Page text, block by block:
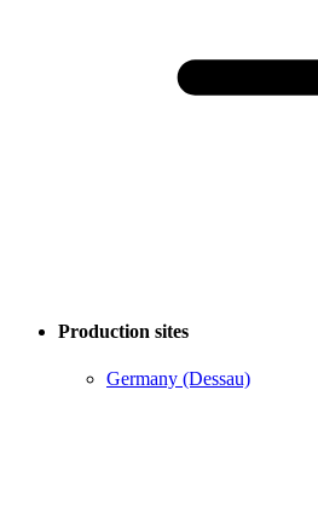
Production sites
Germany (Dessau)